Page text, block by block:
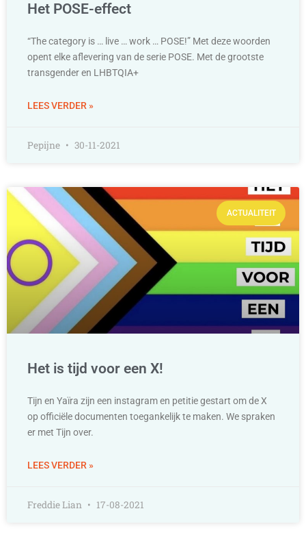
Het POSE-effect
“The category is … live … work … POSE!” Met deze woorden
opent elke aflevering van de serie POSE. Met de grootste
transgender en LHBTQIA+
LEES VERDER »
Pepijne 30-11-2021
ACTUALITEIT
Het is tijd voor een X!
Tijn en Yaïra zijn een instagram en petitie gestart om de X
op officiële documenten toegankelijk te maken. We spraken
er met Tijn over.
LEES VERDER »
Freddie Lian 17-08-2021